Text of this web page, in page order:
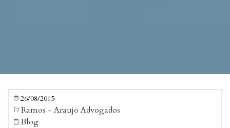
 26/08/2015
 Ramos - Araujo Advogados
 Blog